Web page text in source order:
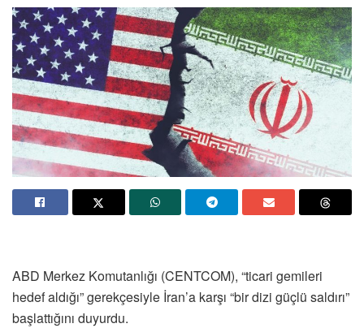
ABD Merkez Komutanlığı (CENTCOM), “ticari gemileri
hedef aldığı” gerekçesiyle İran’a karşı “bir dizi güçlü saldırı”
başlattığını duyurdu.